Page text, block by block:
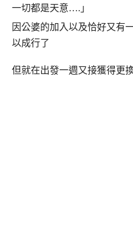
因公婆的加入以及恰好又有
以成行了
但就在出發一週又接獲得更